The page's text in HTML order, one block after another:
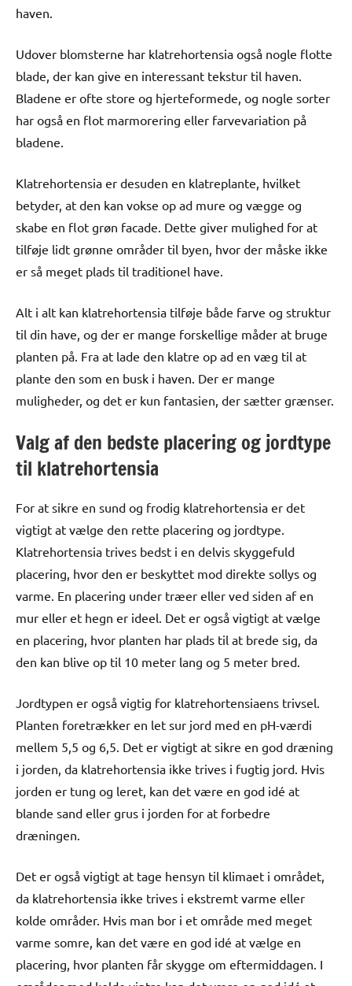
haven.
Udover blomsterne har klatrehortensia også nogle flotte
blade, der kan give en interessant tekstur til haven.
Bladene er ofte store og hjerteformede, og nogle sorter
har også en flot marmorering eller farvevariation på
bladene.
Klatrehortensia er desuden en klatreplante, hvilket
betyder, at den kan vokse op ad mure og vægge og
skabe en flot grøn facade. Dette giver mulighed for at
tilføje lidt grønne områder til byen, hvor der måske ikke
er så meget plads til traditionel have.
Alt i alt kan klatrehortensia tilføje både farve og struktur
til din have, og der er mange forskellige måder at bruge
planten på. Fra at lade den klatre op ad en væg til at
plante den som en busk i haven. Der er mange
muligheder, og det er kun fantasien, der sætter grænser.
Valg af den bedste placering og jordtype
til klatrehortensia
For at sikre en sund og frodig klatrehortensia er det
vigtigt at vælge den rette placering og jordtype.
Klatrehortensia trives bedst i en delvis skyggefuld
placering, hvor den er beskyttet mod direkte sollys og
varme. En placering under træer eller ved siden af en
mur eller et hegn er ideel. Det er også vigtigt at vælge
en placering, hvor planten har plads til at brede sig, da
den kan blive op til 10 meter lang og 5 meter bred.
Jordtypen er også vigtig for klatrehortensiaens trivsel.
Planten foretrækker en let sur jord med en pH-værdi
mellem 5,5 og 6,5. Det er vigtigt at sikre en god dræning
i jorden, da klatrehortensia ikke trives i fugtig jord. Hvis
jorden er tung og leret, kan det være en god idé at
blande sand eller grus i jorden for at forbedre
dræningen.
Det er også vigtigt at tage hensyn til klimaet i området,
da klatrehortensia ikke trives i ekstremt varme eller
kolde områder. Hvis man bor i et område med meget
varme somre, kan det være en god idé at vælge en
placering, hvor planten får skygge om eftermiddagen. I